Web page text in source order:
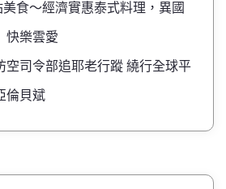
食～經濟實惠泰式料理，異國
快樂雲愛
空司令部追耶老行蹤 繞行全球平
倫貝斌